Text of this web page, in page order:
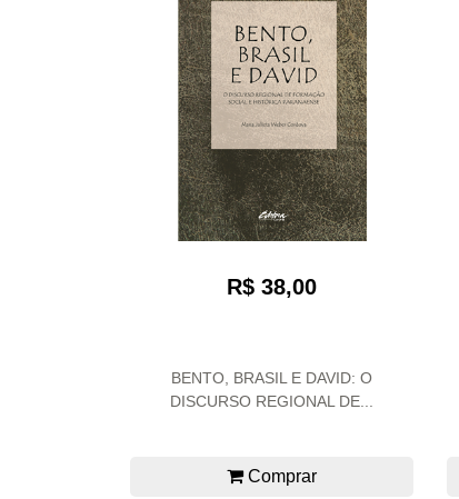
R$ 38,00
BENTO, BRASIL E DAVID: O
DISCURSO REGIONAL DE...
Comprar